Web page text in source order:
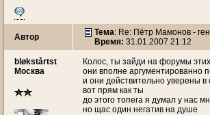
Автор Тема: Re: Пётр Мамонов -
Время: 31.01.2007 21:12
bløkstårtst
Москва
Колос, ты зайди на форумы
они вполне аргументированно
и они действительно уверены в
вот прям как ты
до этого топега я думал у нас
но щас один негатив на душе